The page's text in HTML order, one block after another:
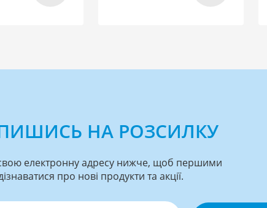
НА РОЗСИЛКУ
свою електронну адресу нижче, щоб першими
про нові продукти та акції.